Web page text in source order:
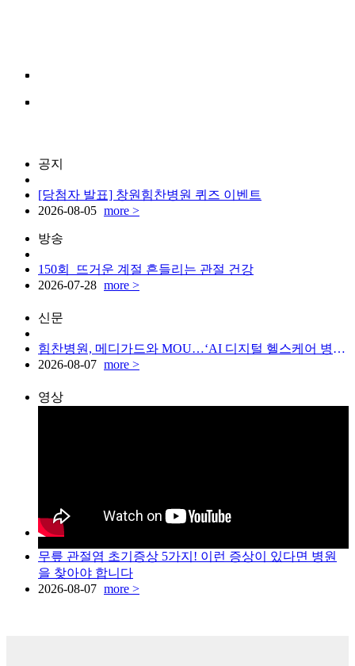
공지
[당첨자 발표] 창원힘찬병원 퀴즈 이벤트
2026-08-05 more >
방송
150회_뜨거운 계절 흔들리는 관절 건강
2026-07-28 more >
신문
힘찬병원, 메디가드와 MOU…‘AI 디지털 헬스케어 병원’ 도약
2026-08-07 more >
영상
무릎 관절염 초기증상 5가지! 이런 증상이 있다면 병원
을 찾아야 합니다
2026-08-07 more >